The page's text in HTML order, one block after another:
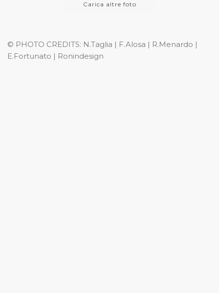
Carica altre foto
© PHOTO CREDITS: N.Taglia | F.Alosa | R.Menardo |
E.Fortunato | Ronindesign